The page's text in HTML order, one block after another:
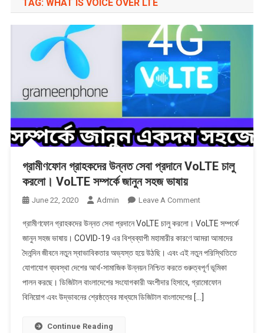
TAG: WHAT IS VOICE OVER LTE
গ্রামীণফোন গ্রাহকদের উন্নত সেবা প্রদানে VoLTE চালু
করলো। VoLTE সম্পর্কে জানুন সহজ ভাষায়
June 22, 2020 Admin Leave A CommentOn
গ্রাহকদের
উন্নত
সেবা
প্রদানে
VoLTE
চালু
গ্রামীণফোন গ্রাহকদের উন্নত সেবা প্রদানে VoLTE চালু করলো। VoLTE সম্পর্কে
জানুন সহজ ভাষায়। COVID-19 এর বিশ্বব্যাপী মহামারীর কারণে আমরা আমাদের
দৈনন্দিন জীবনে নতুন স্বাভাবিকতার অভ্যস্ত হয়ে উঠছি। এবং এই নতুন পরিস্থিতিতে
যোগাযোগ ব্যবস্থা দেশের আর্থ-সামাজিক উন্নয়ন নিশ্চিত করতে গুরুত্বপূর্ণ ভূমিকা
পালন করছে। ডিজিটাল বাংলাদেশের সংযোগকারী অংশীদার হিসাবে, গ্রামোফোন
বিনিয়োগ এবং উদ্ভাবনের শ্রেষ্ঠত্বের মাধ্যমে ডিজিটাল বাংলাদেশের […]
Continue Reading